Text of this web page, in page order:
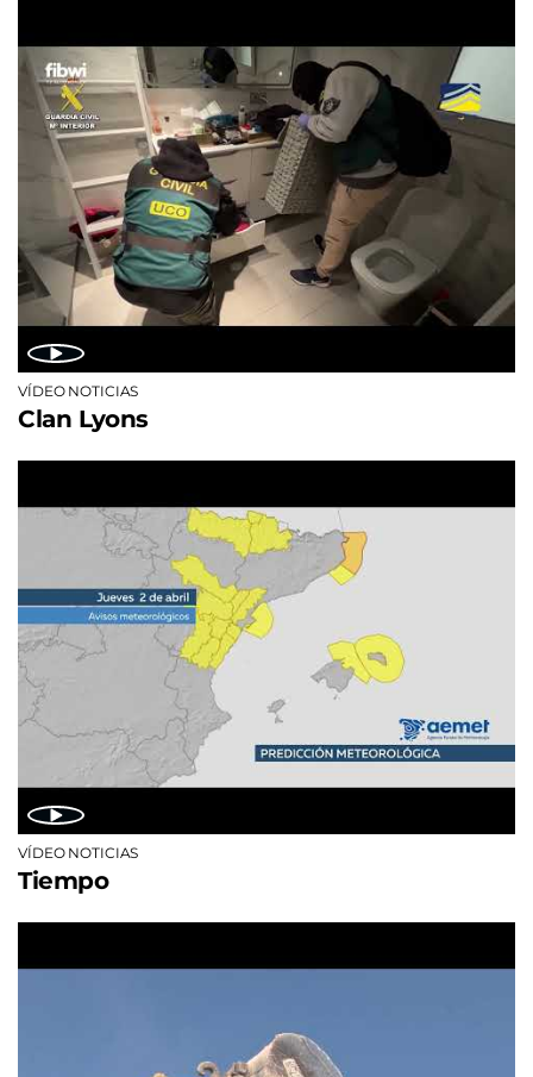
VÍDEO NOTICIAS
Clan Lyons
VÍDEO NOTICIAS
Tiempo